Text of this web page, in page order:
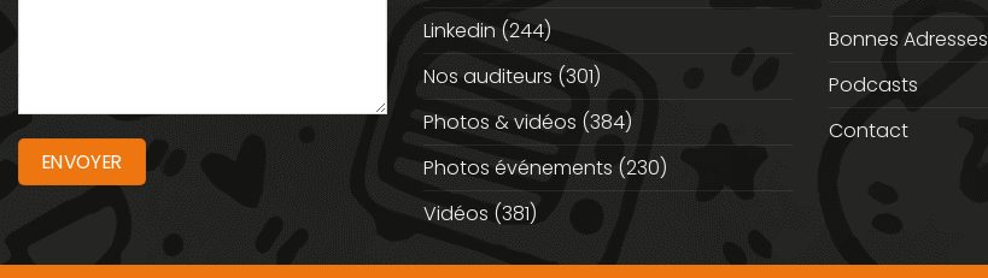
Linkedin (244)
Nos auditeurs (301)
Photos & vidéos (384)
Photos événements (230)
Vidéos (381)
Bonnes Adresses
Podcasts
Contact